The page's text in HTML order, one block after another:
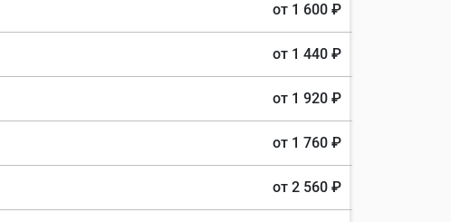
от 1 600 ₽
от 1 440 ₽
от 1 920 ₽
от 1 760 ₽
от 2 560 ₽